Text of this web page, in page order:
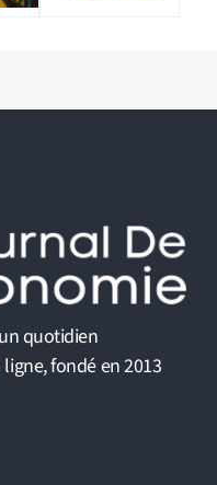
quotidien
fondé en 2013